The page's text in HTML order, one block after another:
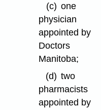
(c) one
physician
appointed by
Doctors
Manitoba;
(d) two
pharmacists
appointed by